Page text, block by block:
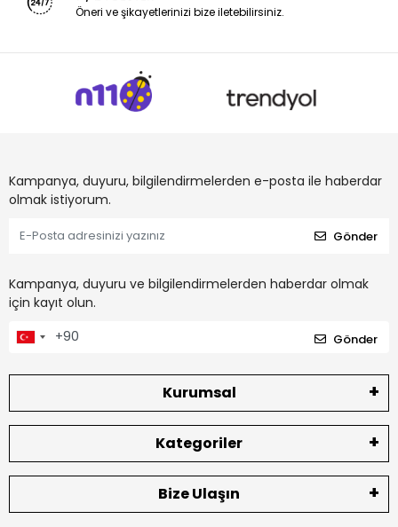
Öneri ve şikayetlerinizi bize iletebilirsiniz.
Kampanya, duyuru, bilgilendirmelerden e-posta ile haberdar
olmak istiyorum.
Gönder
Kampanya, duyuru ve bilgilendirmelerden haberdar olmak
için kayıt olun.
Gönder
Kurumsal
Kategoriler
Bize Ulaşın